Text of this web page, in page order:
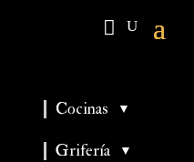
Cocinas ▼
Grifería ▼